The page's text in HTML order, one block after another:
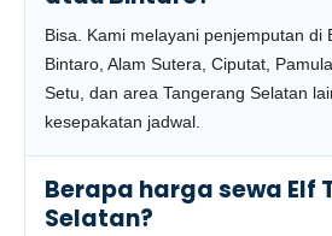
Bisa. Kami melayani penjemputan di
Bintaro, Alam Sutera, Ciputat,
Setu, dan area Tangerang Selatan
kesepakatan jadwal.
Berapa harga sewa Elf
Selatan?